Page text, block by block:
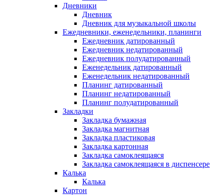
Дневники
Дневник
Дневник для музыкальной школы
Ежедневники, еженедельники, планинги
Ежедневник датированный
Ежедневник недатированный
Ежедневник полудатированный
Еженедельник датированный
Еженедельник недатированный
Планинг датированный
Планинг недатированный
Планинг полудатированный
Закладки
Закладка бумажная
Закладка магнитная
Закладка пластиковая
Закладка картонная
Закладка самоклеящаяся
Закладка самоклеящаяся в диспенсере
Калька
Калька
Картон